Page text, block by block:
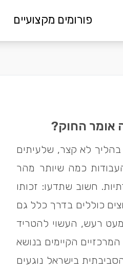
פורומים מקצועיים
אומר החוק?
לא קצר, שלעיתים
כמה שיותר מהר
חשוב שתדעו: זכותו
כוללים בדרך כלל גם
רעש, העשוי להטריד
הקיימים בנושא
בישראל נוגעים